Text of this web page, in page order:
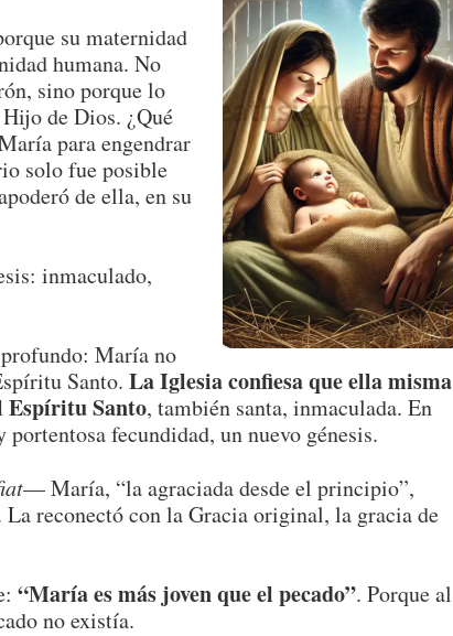
su maternidad
humana. No
sino porque lo
de Dios. ¿Qué
para engendrar
solo fue posible
de ella, en su
inmaculado,
María no
Santo. La Iglesia confiesa que ella misma
Espíritu Santo, también santa, inmaculada. En
fecundidad, un nuevo génesis.
— María, “la agraciada desde el principio”,
reconectó con la Gracia original, la gracia de
“María es más joven que el pecado”. Porque al
no existía.